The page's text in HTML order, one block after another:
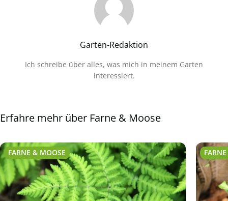
Garten-Redaktion
Ich schreibe über alles, was mich in meinem Garten
interessiert.
Erfahre mehr über Farne & Moose
FARNE & MOOSE